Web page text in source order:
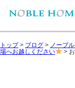
トップ> ブログ > ノーブ
場へお越しください
>